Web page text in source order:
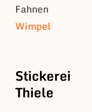
Fahnen
Wimpel
Stickerei
Thiele